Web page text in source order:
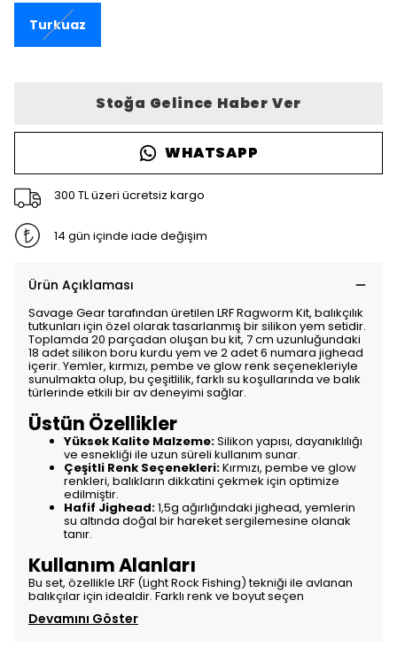
Turkuaz
Stoğa Gelince Haber Ver
WHATSAPP
300 TL üzeri ücretsiz kargo
14 gün içinde iade değişim
Ürün Açıklaması
Savage Gear tarafından üretilen LRF Ragworm Kit, balıkçılık
tutkunları için özel olarak tasarlanmış bir silikon yem setidir.
Toplamda 20 parçadan oluşan bu kit, 7 cm uzunluğundaki
18 adet silikon boru kurdu yem ve 2 adet 6 numara jighead
içerir. Yemler, kırmızı, pembe ve glow renk seçenekleriyle
sunulmakta olup, bu çeşitlilik, farklı su koşullarında ve balık
türlerinde etkili bir av deneyimi sağlar.
Üstün Özellikler
Yüksek Kalite Malzeme:Silikon yapısı, dayanıklılığı
ve esnekliği ile uzun süreli kullanım sunar.
Çeşitli Renk Seçenekleri:Kırmızı, pembe ve glow
renkleri, balıkların dikkatini çekmek için optimize
edilmiştir.
Hafif Jighead:1,5g ağırlığındaki jighead, yemlerin
su altında doğal bir hareket sergilemesine olanak
tanır.
Kullanım Alanları
Bu set, özellikle LRF (Light Rock Fishing) tekniği ile avlanan
balıkçılar için idealdir. Farklı renk ve boyut seçen
Devamını Göster